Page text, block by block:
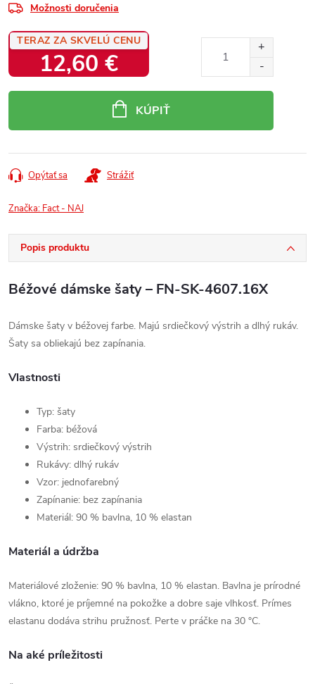
Možnosti doručenia
TERAZ ZA SKVELÚ CENU
12,60 €
KÚPIŤ
Opýtať sa Strážiť
Značka: Fact - NAJ
Popis produktu
Béžové dámske šaty – FN-SK-4607.16X
Dámske šaty v béžovej farbe. Majú srdiečkový výstrih a dlhý rukáv.
Šaty sa obliekajú bez zapínania.
Vlastnosti
Typ: šaty
Farba: béžová
Výstrih: srdiečkový výstrih
Rukávy: dlhý rukáv
Vzor: jednofarebný
Zapínanie: bez zapínania
Materiál: 90 % bavlna, 10 % elastan
Materiál a údržba
Materiálové zloženie: 90 % bavlna, 10 % elastan. Bavlna je prírodné
vlákno, ktoré je príjemné na pokožke a dobre saje vlhkosť. Prímes
elastanu dodáva strihu pružnosť. Perte v práčke na 30 °C.
Na aké príležitosti